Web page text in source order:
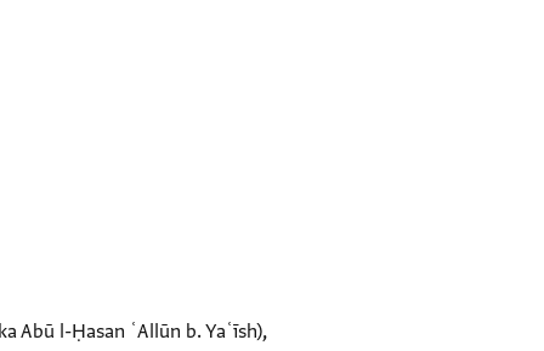
Abū l-Ḥasan ʿAllūn b. Yaʿīsh),